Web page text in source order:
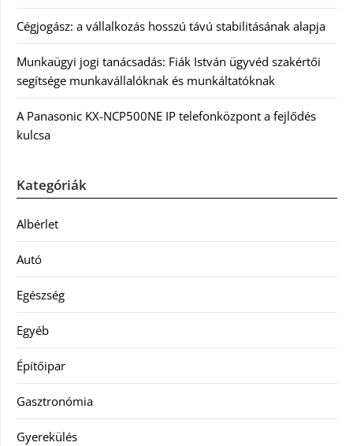
Cégjogász: a vállalkozás hosszú távú stabilitásának alapja
Munkaügyi jogi tanácsadás: Fiák István ügyvéd szakértői
segítsége munkavállalóknak és munkáltatóknak
A Panasonic KX-NCP500NE IP telefonközpont a fejlődés
kulcsa
Kategóriák
Albérlet
Autó
Egészség
Egyéb
Építőipar
Gasztronómia
Gyerekülés